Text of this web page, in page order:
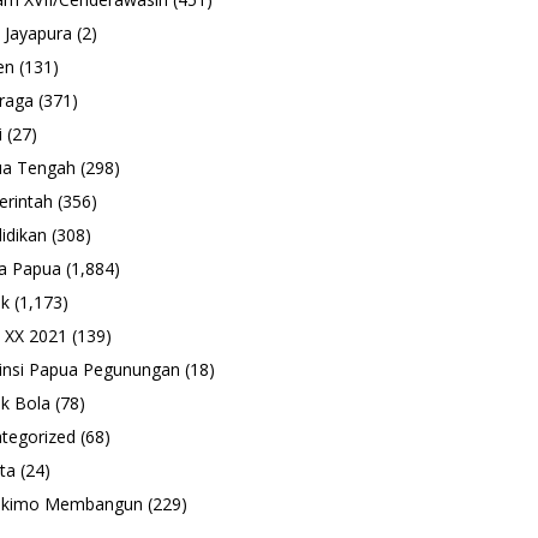
(2)
(131)
(371)
(27)
Tengah (298)
(356)
(308)
Papua (1,884)
(1,173)
2021 (139)
Papua Pegunungan (18)
Bola (78)
(68)
(24)
Membangun (229)